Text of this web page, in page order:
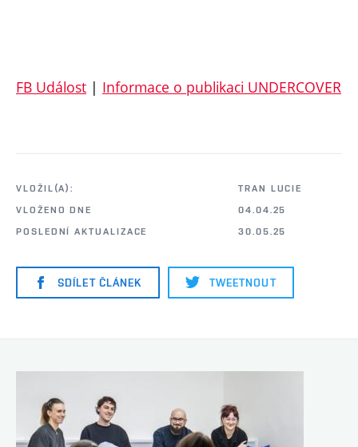
FB Událost | Informace o publikaci UNDERCOVER
VLOŽIL(A):
TRAN LUCIE
VLOŽENO DNE
04.04.25
POSLEDNÍ AKTUALIZACE
30.05.25
SDÍLET ČLÁNEK TWEETNOUT